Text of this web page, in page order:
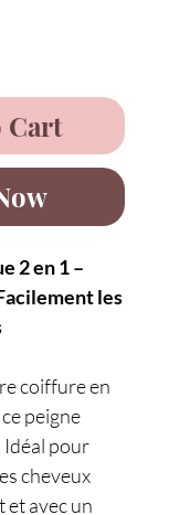
Cart
2 en 1 –
les
coiffure en
peigne
Idéal pour
cheveux
et avec un